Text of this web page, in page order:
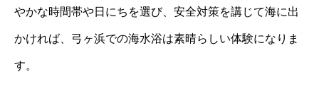
やかな時間帯や日にちを選び、安全対策を講じて海に出
かければ、弓ヶ浜での海水浴は素晴らしい体験になりま
す。